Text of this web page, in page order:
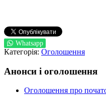
Whatsapp
Категорія: Оголошення
Анонси і оголошення
Оголошення про